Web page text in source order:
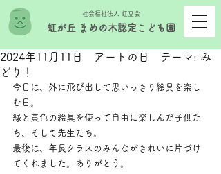
社会福祉法人 虹豆会
虹が丘 まめの木認定こども園
2024年11月11日 アートの日 テーマ: み
どり！
今日は、外に飛び出して思いっきり絵具を楽し
む日。
緑と黄色の絵具を使って自由に楽しんだ子供た
ち、そして先生たち。
最後は、年長クラスのみんながきれいに片づけ
てくれました。ありがとう。